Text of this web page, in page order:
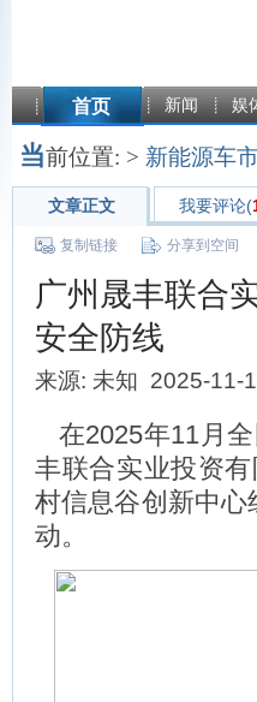
首页 新闻 娱
当前位置: > 新能源车
文章正文 我要评论(
复制链接 分享到空间
广州晟丰联合
安全防线
来源: 未知 2025-11-
在2025年11月
丰联合实业投资
村信息谷创新中心
动。